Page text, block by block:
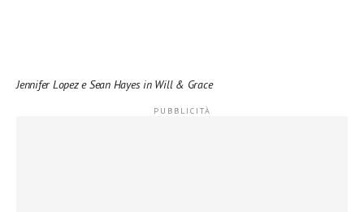
Jennifer Lopez e Sean Hayes in Will & Grace